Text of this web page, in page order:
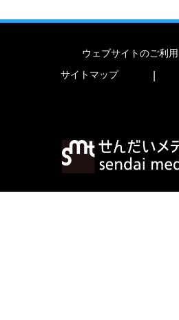
ウェブサイトのご利
サイトマップ